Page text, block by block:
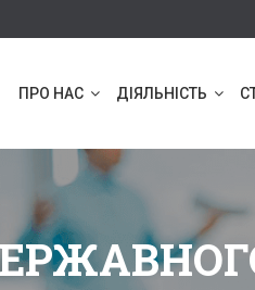
ПРО НАС ДІЯЛЬНІСТЬ